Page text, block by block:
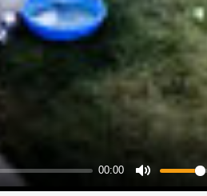
00:00